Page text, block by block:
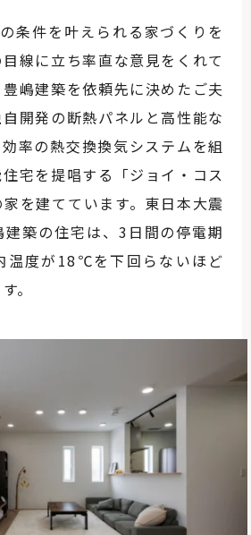
条件を叶えられる家づくりを
線に立ち率直な意見をくれて
嶋建築を依頼先に決めたご夫
開発の断熱パネルと高性能な
率の熱交換換気システムを組
宅を提唱する「ジョイ・コス
を建てています。東日本大震
築の住宅は、3日間の停電期
温度が18℃を下回らないほど
。